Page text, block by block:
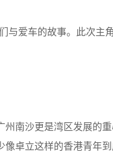
与爱车的故事。此次主
南沙更是湾区发展的
卓立这样的香港青年